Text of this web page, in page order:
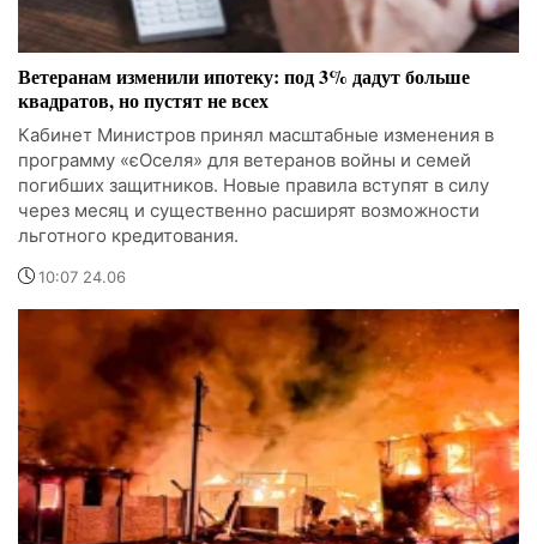
Ветеранам изменили ипотеку: под 3% дадут больше
квадратов, но пустят не всех
Кабинет Министров принял масштабные изменения в
программу «єОселя» для ветеранов войны и семей
погибших защитников. Новые правила вступят в силу
через месяц и существенно расширят возможности
льготного кредитования.
10:07 24.06